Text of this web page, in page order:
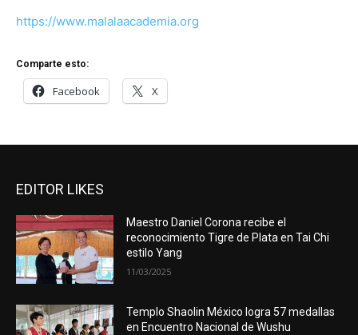
https://www.malalaacademia.org
Comparte esto:
Facebook X
EDITOR LIKES
Maestro Daniel Corona recibe el
reconocimiento Tigre de Plata en Tai Chi
estilo Yang
11/03/2025
Templo Shaolin México logra 57 medallas
en Encuentro Nacional de Wushu